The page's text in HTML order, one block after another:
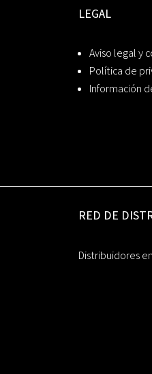
LEGAL
Aviso legal y
Política de
Información
RED DE
Distribuidores